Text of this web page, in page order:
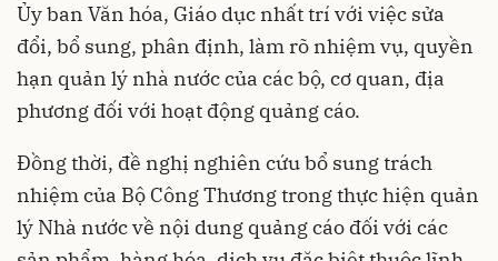
Ủy ban Văn hóa, Giáo dục nhất trí với việc sửa
đổi, bổ sung, phân định, làm rõ nhiệm vụ, quyền
hạn quản lý nhà nước của các bộ, cơ quan, địa
phương đối với hoạt động quảng cáo.
Đồng thời, đề nghị nghiên cứu bổ sung trách
nhiệm của Bộ Công Thương trong thực hiện quản
lý Nhà nước về nội dung quảng cáo đối với các